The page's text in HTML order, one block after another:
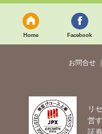
Home Facebook
お問合せ
リ
営
証